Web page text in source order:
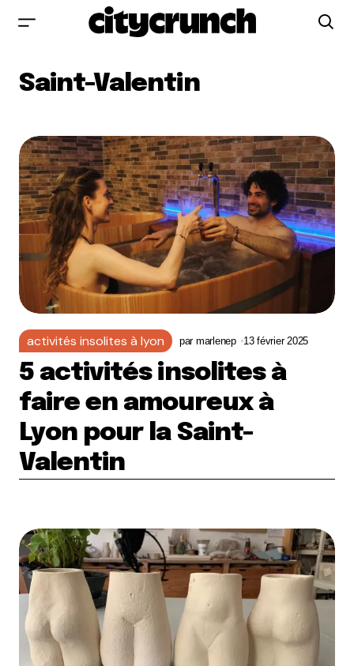
Saint-Valentin
activités insolites à lyon par marlenep 13 février 2025
5 activités insolites à
faire en amoureux à
Lyon pour la Saint-
Valentin